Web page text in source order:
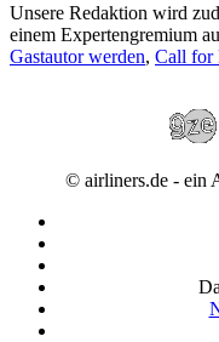
Unsere Redaktion wird
einem Expertengremium
Gastautor werden, Call for
© airliners.de - ein